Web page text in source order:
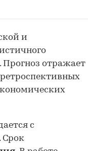
и
Прогноз отражает
с
. Срок